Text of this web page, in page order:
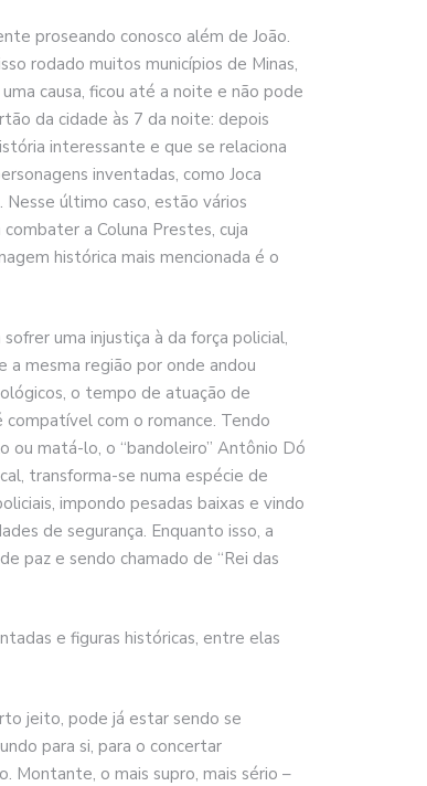
proseando conosco além de João.
rodado muitos municípios de Minas,
causa, ficou até a noite e não pode
da cidade às 7 da noite: depois
interessante e que se relaciona
inventadas, como Joca
último caso, estão vários
a Coluna Prestes, cuja
histórica mais mencionada é o
uma injustiça à da força policial,
mesma região por onde andou
o tempo de atuação de
com o romance. Tendo
ou matá-lo, o “bandoleiro” Antônio Dó
transforma-se numa espécie de
impondo pesadas baixas e vindo
de segurança. Enquanto isso, a
paz e sendo chamado de “Rei das
e figuras históricas, entre elas
jeito, pode já estar sendo se
para si, para o concertar
Montante, o mais supro, mais sério –